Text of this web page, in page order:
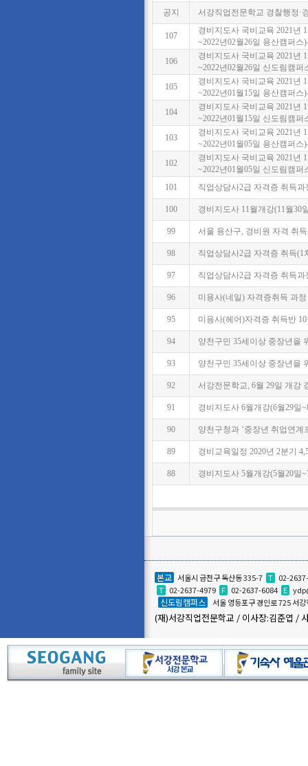
공지 서강직업전문학교 경찰행정·
107
경비지도사 국비교육 2021년
~2022년02월26일 용산캠퍼스
106
경비지도사 국비교육 2021년
~2022년02월26일 신도림캠퍼
105
경비지도사 국비교육 2021년
~2022년01월15일 용산캠퍼스
104
경비지도사 국비교육 2021년
~2022년01월15일 신도림캠퍼
103
경비지도사 국비교육 2021년
~2022년01월05일 용산캠퍼스
102
경비지도사 국비교육 2021년
~2022년01월05일 신도림캠퍼
101
직업상담사2급 자격증 취득
100 경비지도사 11월개강(11월30
99 서울 용산구, 경비원 자격 취
98 직업상담사2급 자격증 취득
97 직업상담사2급 자격증 취득
96 미용사(네일) 자격증취득 과
95 미용사(헤어)자격증 취득반
94 양천구민 35세이상 중장년을
93 양천구민 35세이상 중장년을
92 서강전문학교, 6월 29일 개강
91 경비지도사 6월개강(6월29일
90 양천구청과 ‘중장년 취업연계
89 경비교육일정 2020년 2분기
88 경비지도사 5월개강(5월20일
본교 서울시 금천구 독산동 335-7 T 02-
T 02-2637-4979 F 02-2637-6084 E
신도림캠퍼스 서울 영등포구 경인로 725 서
(재)서강직업전문학교 / 이사장:김준엽 /